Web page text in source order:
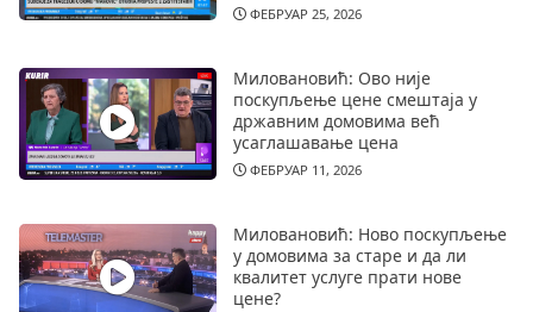
ФЕБРУАР 25, 2026
Миловановић: Ово није
поскупљење цене смештаја у
државним домовима већ
усаглашавање цена
ФЕБРУАР 11, 2026
Миловановић: Ново поскупљење
у домовима за старе и да ли
квалитет услуге прати нове
цене?